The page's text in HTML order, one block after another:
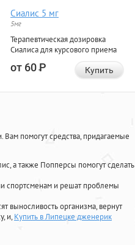
Сиалис 5 мг
5мг
Терапевтическая дозировка
Сиалиса для курсового приема
от 60Р Купить
помогут средства, придагаемые
а также Попперсы помогут сделать
спортсменам и решат проблемы
выносливость организма, вернут
и, Купить в Липецке дженерик